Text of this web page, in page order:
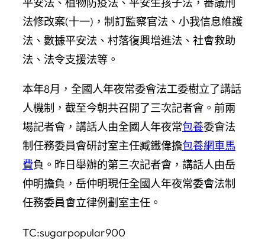
法修改案(十一)，制訂監察官法、小我信息維護
法、數據平安法、村落復興增進法、社會救助
法、法令支援法等。
本年8月，全國人年夜常委會法工委樹立了講話
人機制，截至今朝共召開了三次記者會。前兩
場記者會，講話人由全國人年夜常包養委會法
制任務委員會研討室主任臧鐵偉擔包養網車馬
費負。昨日舉辦的第三次記者會，講話人由岳
仲明擔負，岳仲明現任全國人年夜常委會法制
任務委員會立律例劃室主任。
TC:sugarpopular900